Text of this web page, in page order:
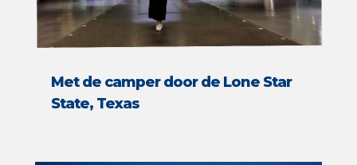
Met de camper door de Lone Star
State, Texas